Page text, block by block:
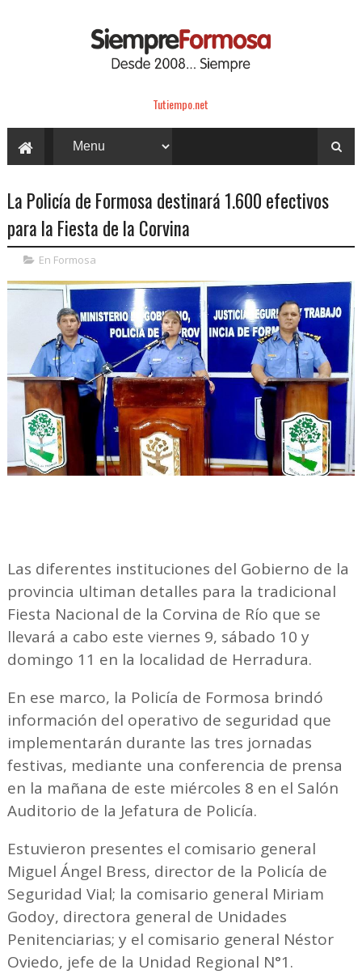
Tutiempo.net
La Policía de Formosa destinará 1.600 efectivos
para la Fiesta de la Corvina
En Formosa
Las diferentes instituciones del Gobierno de la
provincia ultiman detalles para la tradicional
Fiesta Nacional de la Corvina de Río que se
llevará a cabo este viernes 9, sábado 10 y
domingo 11 en la localidad de Herradura.
En ese marco, la Policía de Formosa brindó
información del operativo de seguridad que
implementarán durante las tres jornadas
festivas, mediante una conferencia de prensa
en la mañana de este miércoles 8 en el Salón
Auditorio de la Jefatura de Policía.
Estuvieron presentes el comisario general
Miguel Ángel Bress, director de la Policía de
Seguridad Vial; la comisario general Miriam
Godoy, directora general de Unidades
Penitenciarias; y el comisario general Néstor
Oviedo, jefe de la Unidad Regional N°1.